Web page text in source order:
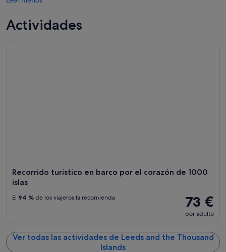
Actividades
Recorrido turístico en barco por el corazón de 1000
islas
73 €
por adulto
El 94 % de los viajeros la recomienda
Ver todas las actividades de Leeds and the Thousand
Islands